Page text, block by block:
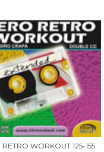
WORKOUT 125-155